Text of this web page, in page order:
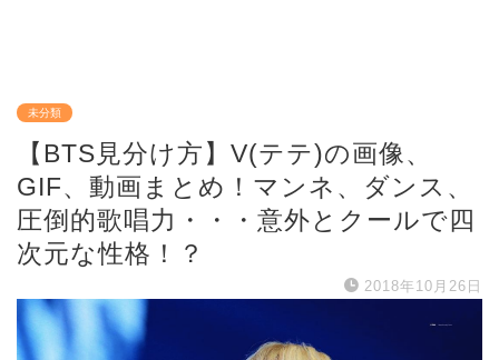
未分類
【BTS見分け方】V(テテ)の画像、
GIF、動画まとめ！マンネ、ダンス、
圧倒的歌唱力・・・意外とクールで四
次元な性格！？
2018年10月26日